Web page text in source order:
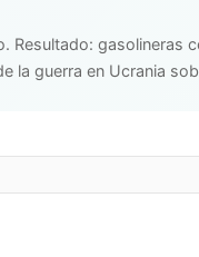
Resultado: gasolineras
la guerra en Ucrania